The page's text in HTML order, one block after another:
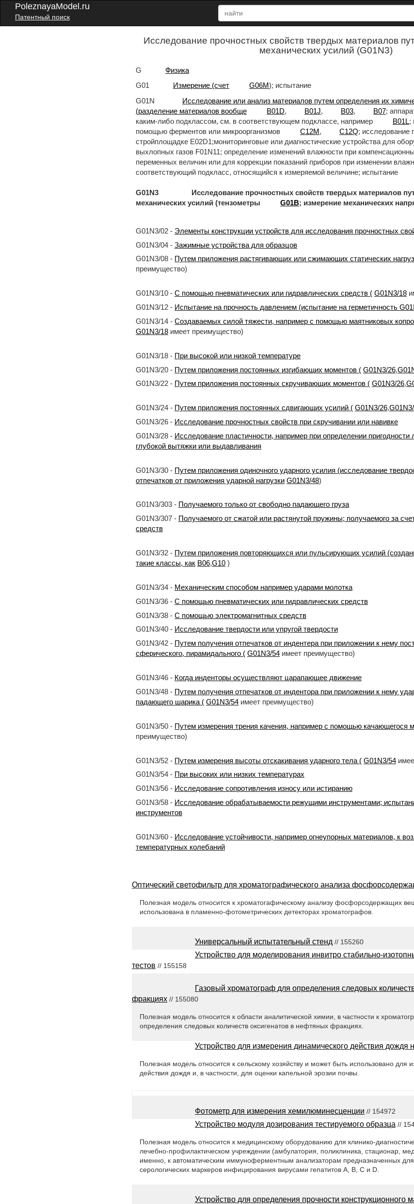
PoleznayaModel.ru
Патентный поиск
Исследование прочностных свойств твердых материалов
механических усилий (G01N3)
G Физика
G01
Измерение (счет G06M); испытание
G01N
Исследование или анализ материалов путем определения их
(разделение материалов вообще
B01D, B01J, B03, B07;
каким-либо подклассом, см. в соответствующем подклассе, например
B01L;
помощью ферментов или микроорганизмов
C12M, C12Q; исследование
стройплощадке E02D1;мониторинговые или диагностические устройства для
выхлопных газов F01N11; определение изменений влажности при
переменных величин или для коррекции показаний приборов при изменении
соответствующий подкласс, относящийся к измеряемой величине; испытание
G01N3 Исследование прочностных свойств твердых материалов
механических усилий (тензометры
G01B; измерение механических
G01N3/02 - Элементы конструкции устройств для исследования прочностных
G01N3/04 - Зажимные устройства для образцов
G01N3/08 - Путем приложения растягивающих или сжимающих статических
преимущество)
G01N3/10 - С помощью пневматических или гидравлических средств ( G01N3/18
G01N3/12 - Испытание на прочность давлением (испытание на герметичность
G01N3/14 - Создаваемых силой тяжести, например с помощью маятниковых
G01N3/18 имеет преимущество)
G01N3/18 - При высокой или низкой температуре
G01N3/20 - Путем приложения постоянных изгибающих моментов ( G01N3/26,
G01N3/22 - Путем приложения постоянных скручивающих моментов ( G01N3/26,
G01N3/24 - Путем приложения постоянных сдвигающих усилий ( G01N3/26,
G01N3/26 - Исследование прочностных свойств при скручивании или навивке
G01N3/28 - Исследование пластичности, например при определении пригодности
глубокой вытяжки или выдавливания
G01N3/30 - Путем приложения одиночного ударного усилия (исследование
отпечатков от приложения ударной нагрузки G01N3/48)
G01N3/303 - Получаемого только от свободно падающего груза
G01N3/307 - Получаемого от сжатой или растянутой пружины; получаемого за
средств
G01N3/32 - Путем приложения повторяющихся или пульсирующих усилий
такие классы, как B06,G10 )
G01N3/34 - Механическим способом например ударами молотка
G01N3/36 - С помощью пневматических или гидравлических средств
G01N3/38 - С помощью электромагнитных средств
G01N3/40 - Исследование твердости или упругой твердости
G01N3/42 - Путем получения отпечатков от индентера при приложении к нему
сферического, пирамидального ( G01N3/54 имеет преимущество)
G01N3/46 - Когда инденторы осуществляют царапающее движение
G01N3/48 - Путем получения отпечатков от индентора при приложении к нему
падающего шарика ( G01N3/54 имеет преимущество)
G01N3/50 - Путем измерения трения качения, например с помощью качающегося
преимущество)
G01N3/52 - Путем измерения высоты отскакивания ударного тела ( G01N3/54
G01N3/54 - При высоких или низких температурах
G01N3/56 - Исследование сопротивления износу или истиранию
G01N3/58 - Исследование обрабатываемости режущими инструментами;
инструментов
G01N3/60 - Исследование устойчивости, например огнеупорных материалов, к
температурных колебаний
Оптический светофильтр для хроматографического анализа
Полезная модель относится к хроматогафическому анализу фосфорсодержащих
использована в пламенно-фотометрических детекторах хроматографов.
Универсальный испытательный стенд // 155260
Устройство для моделирования инвитро стабильно-
тестов // 155158
Газовый хроматограф для определения следовых
фракциях // 155080
Полезная модель относится к области аналитической химии, в частности к
определения следовых количеств оксигенатов в нефтяных фракциях.
Устройство для измерения динамического действия дождя
Полезная модель относится к сельскому хозяйству и может быть использовано для
действия дождя и, в частности, для оценки капельной эрозии почвы.
Фотометр для измерения хемилюминесценции // 154972
Устройство модуля дозирования тестируемого образца //
Полезная модель относится к медицинскому оборудованию для клинико-
лечебно-профилактическом учреждении (амбулатория, поликлиника, стационар,
именно, к автоматическим иммуноферментным анализаторам предназначенных
серологических маркеров инфицирования вирусами гепатитов A, B, C и D.
Устройство для определения прочности конструкционного